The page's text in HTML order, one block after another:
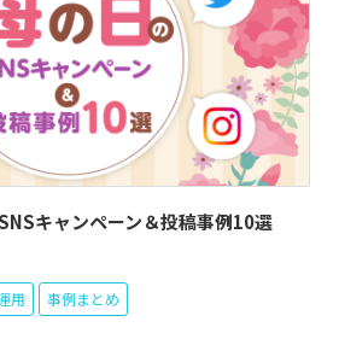
キャンペーン＆投稿事例10選
用 事例まとめ